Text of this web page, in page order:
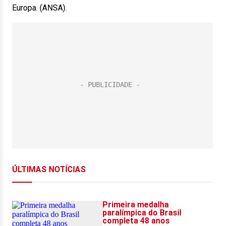
Europa. (ANSA).